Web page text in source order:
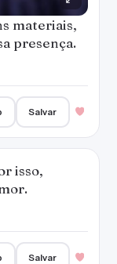
Salvar
mais ele
Salvar